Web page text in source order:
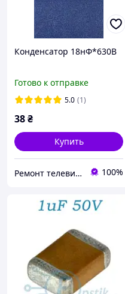
Конденсатор 18нФ*630В
Готово к отправке
5.0 (1)
38₴
Купить
Ремонт телевизоров, бытовой техники 100%